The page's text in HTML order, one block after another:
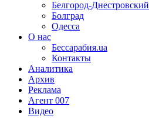
Белгород-Днестровский
Болград
Одесса
О нас
Бессарабия.ua
Контакты
Аналитика
Архив
Реклама
Агент 007
Видео